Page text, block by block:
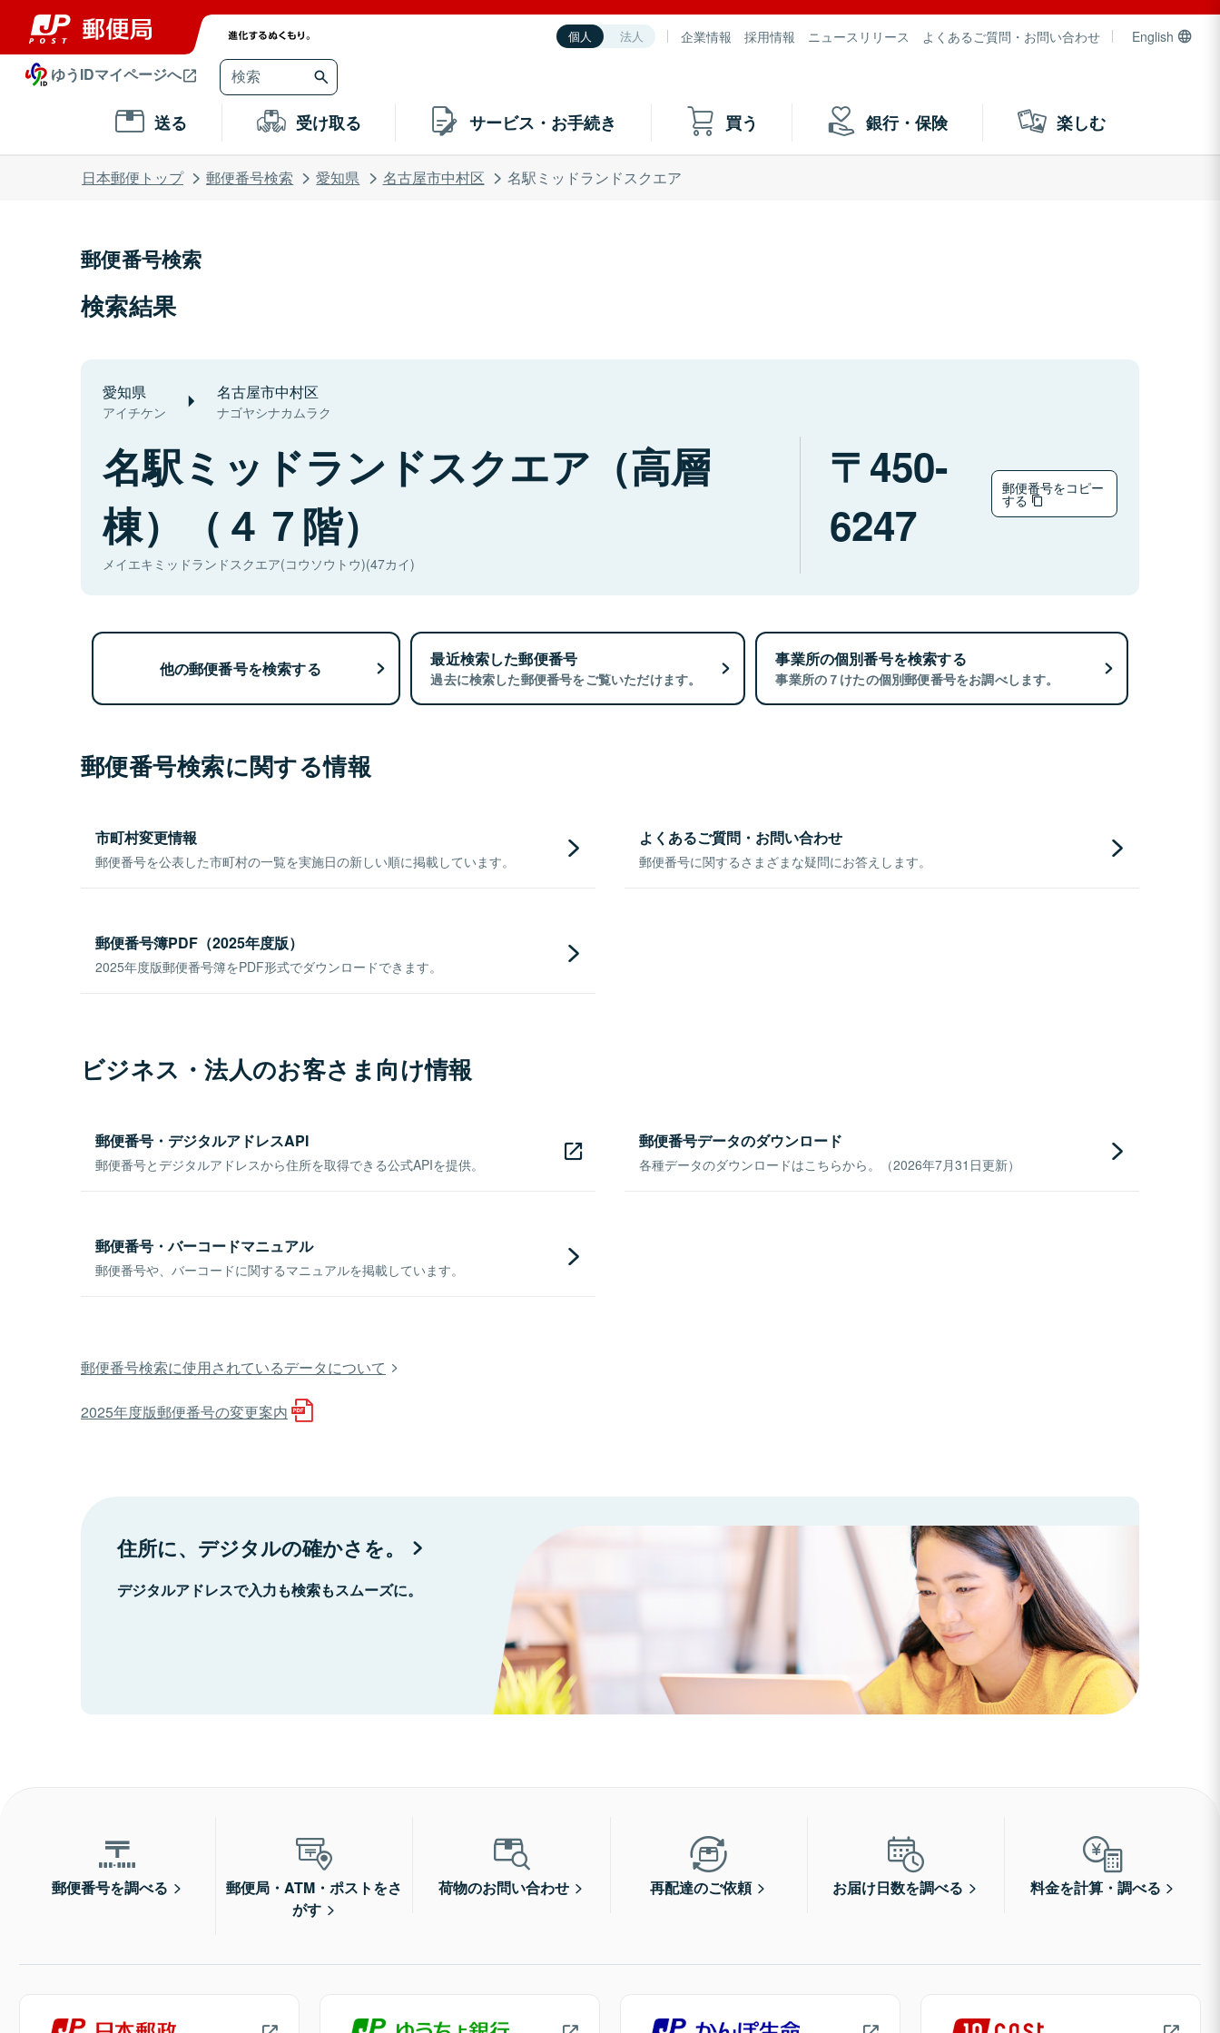
個人 法人 企業情報 採用情報 ニュースリリース よくあるご質問・お問い合わせ English
ゆうIDマイページへ
送る 受け取る サービス・お手続き 買う 銀行・保険 楽しむ
日本郵便トップ 郵便番号検索 愛知県 名古屋市中村区 名駅ミッドランドスクエア
郵便番号検索
検索結果
愛知県
アイチケン
名古屋市中村区
ナゴヤシナカムラク
名駅ミッドランドスクエア（高層
棟）（４７階）
メイエキミッドランドスクエア(コウソウトウ)(47カイ)
450-
6247
郵便番号をコピー
する
他の郵便番号を検索する 最近検索した郵便番号
過去に検索した郵便番号をご覧いただけます。
事業所の個別番号を検索する
事業所の７けたの個別郵便番号をお調べします。
郵便番号検索に関する情報
市町村変更情報
郵便番号を公表した市町村の一覧を実施日の新しい順に掲載しています。
よくあるご質問・お問い合わせ
郵便番号に関するさまざまな疑問にお答えします。
郵便番号簿PDF（2025年度版）
2025年度版郵便番号簿をPDF形式でダウンロードできます。
ビジネス・法人のお客さま向け情報
郵便番号・デジタルアドレスAPI
郵便番号とデジタルアドレスから住所を取得できる公式APIを提供。
郵便番号データのダウンロード
各種データのダウンロードはこちらから。（2026年7月31日更新）
郵便番号・バーコードマニュアル
郵便番号や、バーコードに関するマニュアルを掲載しています。
郵便番号検索に使用されているデータについて
2025年度版郵便番号の変更案内
住所に、デジタルの確かさを。
デジタルアドレスで入力も検索もスムーズに。
郵便番号を調べる
郵便局・ATM・ポストをさ
がす
荷物のお問い合わせ 再配達のご依頼 お届け日数を調べる 料金を計算・調べる